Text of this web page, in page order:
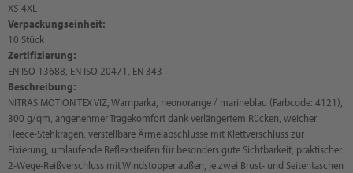
XS-4XL
Verpackungseinheit:
10 Stück
Zertifizierung:
EN ISO 13688, EN ISO 20471, EN 343
Beschreibung:
NITRAS MOTION TEX VIZ, Warnparka, neonorange / marineblau (Farbcode: 4121),
300 g/qm, angenehmer Tragekomfort dank verlängertem Rücken, weicher
Fleece-Stehkragen, verstellbare Ärmelabschlüsse mit Klettverschluss zur
Fixierung, umlaufende Reflexstreifen für besonders gute Sichtbarkeit, praktischer
2-Wege-Reißverschluss mit Windstopper außen, je zwei Brust- und Seitentaschen